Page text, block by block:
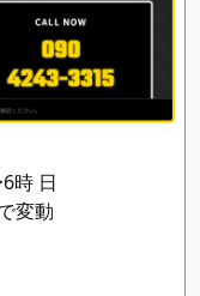
時 日
変動